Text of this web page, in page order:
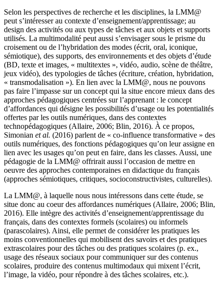
Selon les perspectives de recherche et les disciplines, la LMM@
peut s’intéresser au contexte d’enseignement/apprentissage; au
design des activités ou aux types de tâches et aux objets et supports
utilisés. La multimodalité peut aussi s’envisager sous le prisme du
croisement ou de l’hybridation des modes (écrit, oral, iconique,
sémiotique), des supports, des environnements et des objets d’étude
(BD, texte et images, « multitextes », vidéo, audio, scène de théâtre,
jeux vidéo), des typologies de tâches (écriture, création, hybridation,
« transmodalisation »). En lien avec la LMM@, nous ne pouvons
pas faire l’impasse sur un concept qui la situe encore mieux dans des
approches pédagogiques centrées sur l’apprenant : le concept
d’affordances qui désigne les possibilités d’usage ou les potentialités
offertes par les outils numériques, dans des contextes
technopédagogiques (Allaire, 2006; Blin, 2016). À ce propos,
Simonian et al. (2016) parlent de « co-influence transformative » des
outils numériques, des fonctions pédagogiques qu’on leur assigne en
lien avec les usages qu’on peut en faire, dans les classes. Aussi, une
pédagogie de la LMM@ offrirait aussi l’occasion de mettre en
oeuvre des approches contemporaines en didactique du français
(approches sémiotiques, critiques, socioconstructivistes, culturelles).
La LMM@, à laquelle nous nous intéressons dans cette étude, se
situe donc au coeur des affordances numériques (Allaire, 2006; Blin,
2016). Elle intègre des activités d’enseignement/apprentissage du
français, dans des contextes formels (scolaires) ou informels
(parascolaires). Ainsi, elle permet de considérer les pratiques les
moins conventionnelles qui mobilisent des savoirs et des pratiques
extrascolaires pour des tâches ou des pratiques scolaires (p. ex.,
usage des réseaux sociaux pour communiquer sur des contenus
scolaires, produire des contenus multimodaux qui mixent l’écrit,
l’image, la vidéo, pour répondre à des tâches scolaires, etc.).